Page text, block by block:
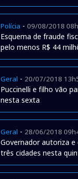
Polícia -09/08/2018
Esquema de fraude
pelo menos R$ 44
Geral - 20/07/2018
Puccinelli e filho vão
nesta sexta
Geral - 28/06/2018
Governador autoriza
três cidades nesta